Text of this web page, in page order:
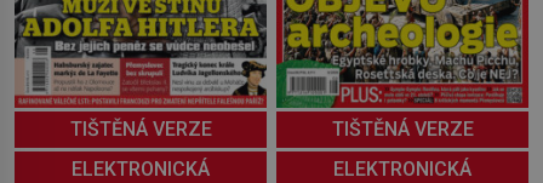
TIŠTĚNÁ VERZE
ELEKTRONICKÁ
TIŠTĚNÁ VERZE
ELEKTRONICKÁ